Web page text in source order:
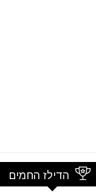
הדילז החמים